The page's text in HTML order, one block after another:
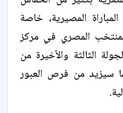
المصيرية، خاصة
المصري في مركز
الثالثة والأخيرة من
سيزيد من فرص العبور